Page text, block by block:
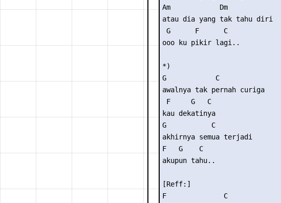
Am            Dm
atau dia yang tak tahu diri
G      F      C
ooo ku pikir lagi..
*)
G            C
awalnya tak pernah curiga
F     G   C
kau dekatinya
G           C
akhirnya semua terjadi
F   G    C
akupun tahu..
[Reff:]
F              C